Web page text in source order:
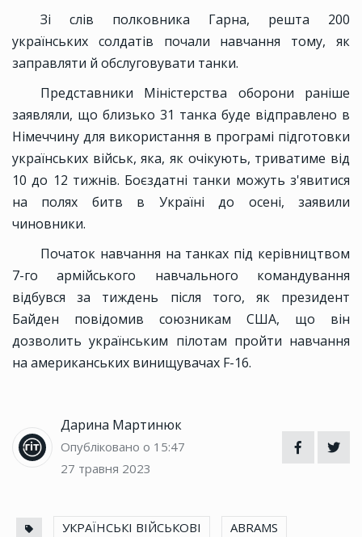
Зі слів полковника Гарна, решта 200
українських солдатів почали навчання тому, як
заправляти й обслуговувати танки.
Представники Міністерства оборони раніше
заявляли, що близько 31 танка буде відправлено в
Німеччину для використання в програмі підготовки
українських військ, яка, як очікують, триватиме від
10 до 12 тижнів. Боєздатні танки можуть з'явитися
на полях битв в Україні до осені, заявили
чиновники.
Початок навчання на танках під керівництвом
7-го армійського навчального командування
відбувся за тиждень після того, як президент
Байден повідомив союзникам США, що він
дозволить українським пілотам пройти навчання
на американських винищувачах F-16.
Дарина Мартинюк
Опубліковано о 15:47
27 травня 2023
УКРАЇНСЬКІ ВІЙСЬКОВІ ABRAMS